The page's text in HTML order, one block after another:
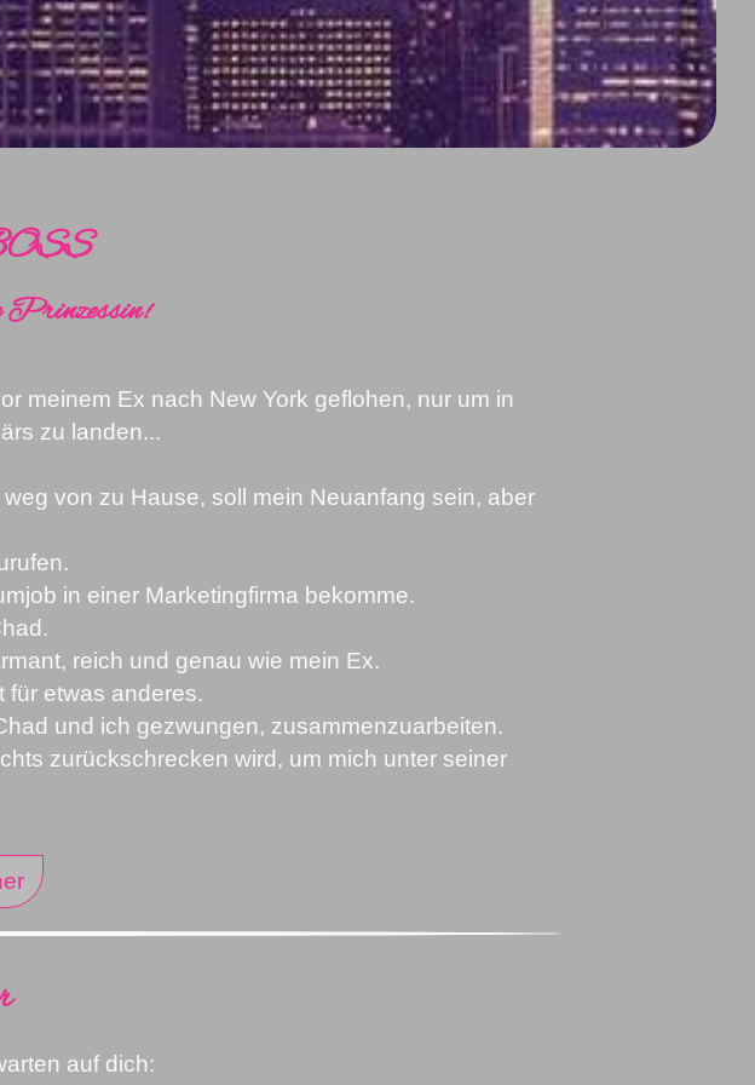
Prinzessin!
meinem Ex nach New York geflohen, nur um in
zu landen...
von zu Hause, soll mein Neuanfang sein, aber
in einer Marketingfirma bekomme.
reich und genau wie mein Ex.
für etwas anderes.
und ich gezwungen, zusammenzuarbeiten.
zurückschrecken wird, um mich unter seiner
auf dich: